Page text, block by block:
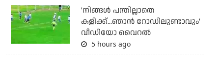
'നിങ്ങള്‍ പന്തില്ലാതെ
കളിക്ക്...ഞാന്‍ റോഡിലുണ്ടാവും'
വീഡിയോ വൈറല്‍
5 hours ago